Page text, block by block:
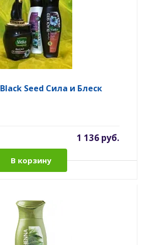
Seed Сила и Блеск
1 136 руб.
В корзину